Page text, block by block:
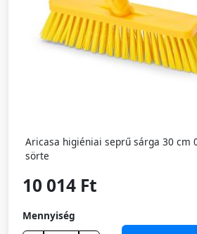
Aricasa higiéniai seprű sárga 30 cm
sörte
10 014 Ft
Mennyiség